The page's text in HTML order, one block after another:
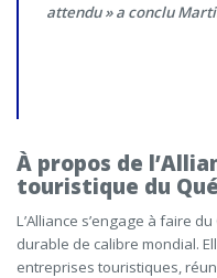
attendu » a conclu
À propos de
touristique du
L’Alliance s’engage à faire
durable de calibre mondial.
entreprises touristiques,